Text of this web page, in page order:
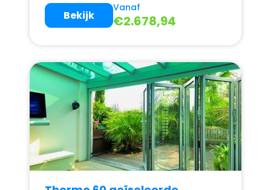
Vanaf
€2.678,94
Bekijk